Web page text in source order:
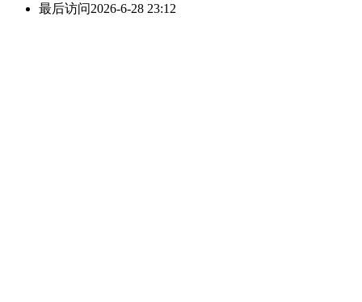
最后访问2026-6-28 23:12